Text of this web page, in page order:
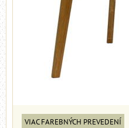
VIAC FAREBNÝCH PREVEDENÍ